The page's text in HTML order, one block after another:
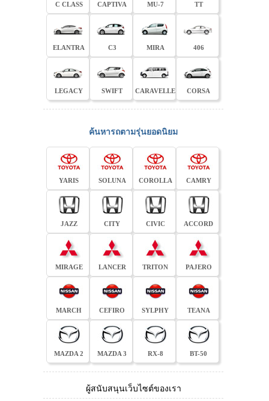
C CLASS CAPTIVA MU-7 TT
ELANTRA C3 MIRA 406
LEGACY SWIFT CARAVELLE CORSA
ค้นหารถตามรุ่นยอดนิยม
YARIS SOLUNA COROLLA CAMRY
JAZZ CITY CIVIC ACCORD
MIRAGE LANCER TRITON PAJERO
MARCH CEFIRO SYLPHY TEANA
MAZDA 2 MAZDA 3 RX-8 BT-50
ผู้สนับสนุนเว็บไซต์ของเรา